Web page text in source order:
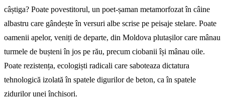
câștiga? Poate povestitorul, un poet-șaman metamorfozat în câine
albastru care gândește în versuri albe scrise pe peisaje stelare. Poate
oamenii apelor, veniți de departe, din Moldova plutașilor care mânau
turmele de bușteni în jos pe rău, precum ciobanii își mânau oile.
Poate rezistența, ecologiști radicali care saboteaza dictatura
tehnologică izolată în spatele digurilor de beton, ca în spatele
zidurilor unei închisori.